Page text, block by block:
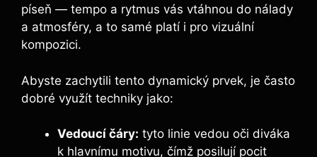
píseň — tempo a rytmus vás vtáhnou do nálady
a atmosféry, a to samé platí i pro vizuální
kompozici.
Abyste zachytili tento dynamický prvek, je často
dobré využít techniky jako:
Vedoucí čáry: tyto linie vedou oči diváka
k hlavnímu motivu, čímž posilují pocit